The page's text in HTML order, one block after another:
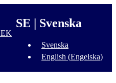
SE | Svenska
Svenska
English (Engelska)